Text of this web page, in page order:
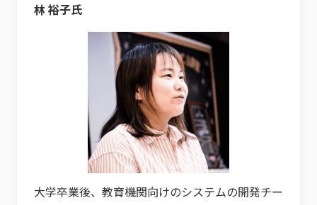
林 裕子氏
大学卒業後、教育機関向けのシステムの開発チー